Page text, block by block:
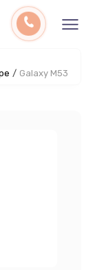
/ Galaxy M53